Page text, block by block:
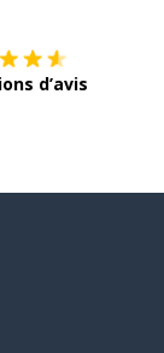
d’avis